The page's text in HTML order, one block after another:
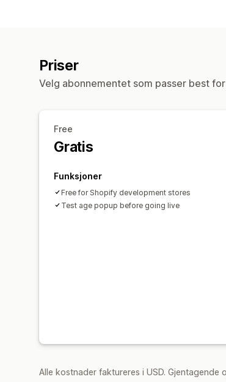
Priser
Velg abonnementet som passer best
Free
Gratis
Funksjoner
Free for Shopify development stores
Test age popup before going live
Alle kostnader faktureres i USD.